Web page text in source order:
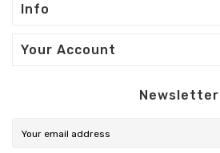
Info
Your Account
Newsletter